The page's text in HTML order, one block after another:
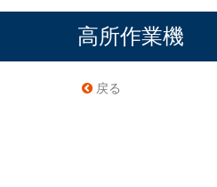
高所作業機
戻る